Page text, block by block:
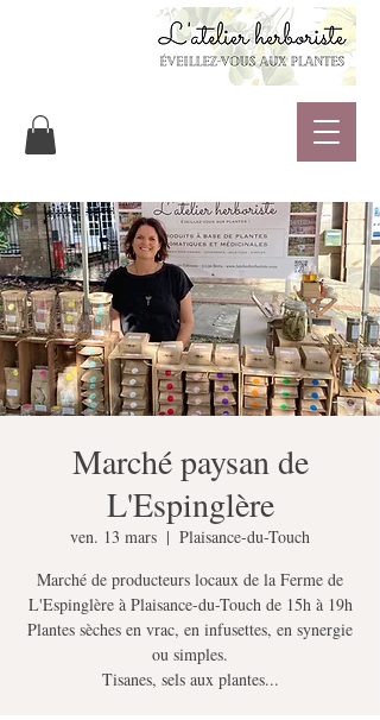
Marché paysan de
L'Espinglère
ven. 13 mars
  |
Plaisance-du-Touch
Marché de producteurs locaux de la Ferme de
L'Espinglère à Plaisance-du-Touch de 15h à 19h
Plantes sèches en vrac, en infusettes, en synergie
ou simples.